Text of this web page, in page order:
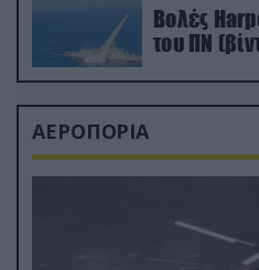
Βολές
του ΠΝ
ΑΕΡΟΠΟΡΙΑ